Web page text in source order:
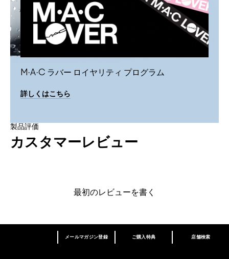
M·A·C ラバー ロイヤリティ プログラム
詳しくはこちら
製品評価
カスタマーレビュー
最初のレビューを書く
あなたはM･A･Cラバー ロイヤリティ プログ
メールマガジン登録 ご購入特典 店舗検索